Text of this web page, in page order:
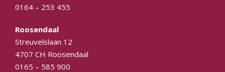
0164 – 253 455
Roosendaal
Streuvelslaan 12
4707 CH Roosendaal
0165 – 585 900